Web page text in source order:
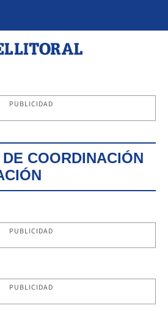
PUBLICIDAD
COORDINACIÓN
PUBLICIDAD
PUBLICIDAD